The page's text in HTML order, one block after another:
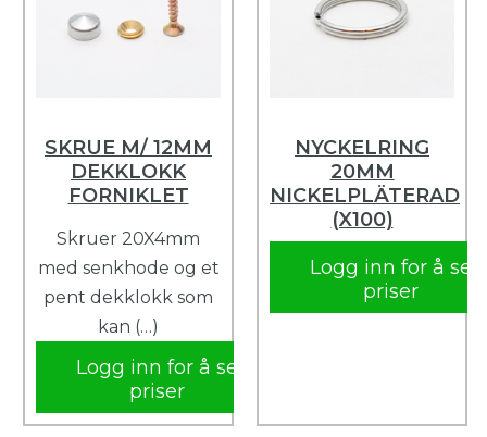
SKRUE M/ 12MM
DEKKLOKK
FORNIKLET
Skruer 20X4mm
med senkhode og et
pent dekklokk som
kan (…)
Logg inn for å se
priser
NYCKELRING
20MM
NICKELPLÄTERAD
(X100)
Logg inn for å se
priser